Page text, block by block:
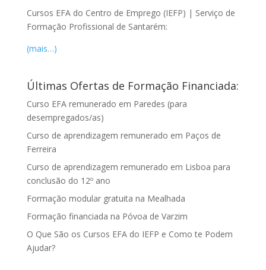
Cursos EFA do Centro de Emprego (IEFP) | Serviço de
Formação Profissional de Santarém:
(mais…)
Últimas Ofertas de Formação Financiada:
Curso EFA remunerado em Paredes (para
desempregados/as)
Curso de aprendizagem remunerado em Paços de
Ferreira
Curso de aprendizagem remunerado em Lisboa para
conclusão do 12º ano
Formação modular gratuita na Mealhada
Formação financiada na Póvoa de Varzim
O Que São os Cursos EFA do IEFP e Como te Podem
Ajudar?